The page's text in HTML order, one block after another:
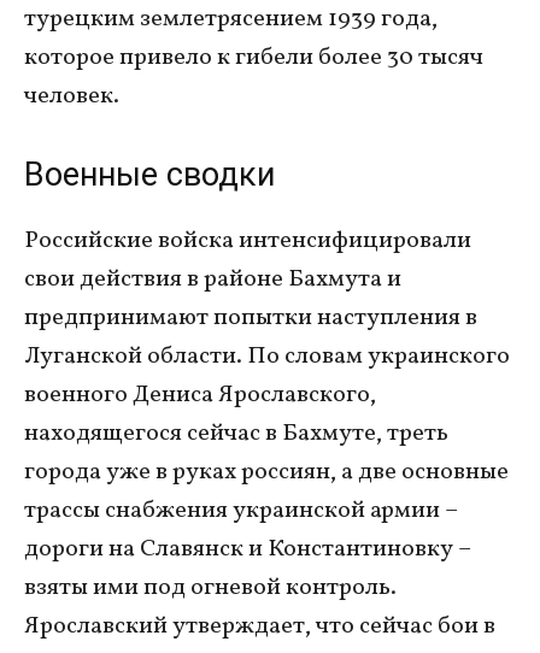
турецким землетрясением 1939 года,
которое привело к гибели более 30 тысяч
человек.
Военные сводки
Российские войска интенсифицировали
свои действия в районе Бахмута и
предпринимают попытки наступления в
Луганской области. По словам украинского
военного Дениса Ярославского,
находящегося сейчас в Бахмуте, треть
города уже в руках россиян, а две основные
трассы снабжения украинской армии –
дороги на Славянск и Константиновку –
взяты ими под огневой контроль.
Ярославский утверждает, что сейчас бои в